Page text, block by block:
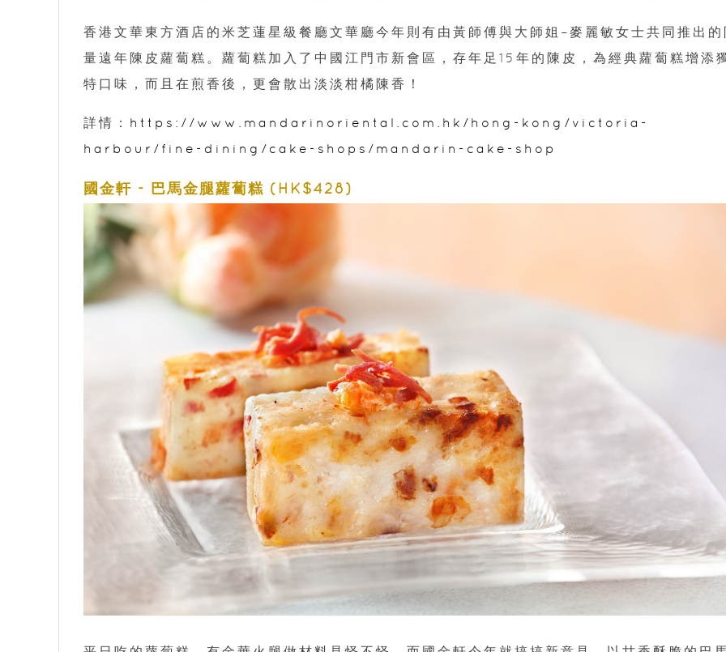
香港文華東方酒店的米芝蓮星級餐廳文華廳今年則有由黃師傅與大師姐–麥麗敏女士共同推出
量遠年陳皮蘿蔔糕。蘿蔔糕加入了中國江門市新會區，存年足15年的陳皮，為經典蘿蔔糕增添
特口味，而且在煎香後，更會散出淡淡柑橘陳香！
詳情： https://www.mandarinoriental.com.hk/hong-kong/victoria-
harbour/fine-dining/cake-shops/mandarin-cake-shop
國金軒 - 巴馬金腿蘿蔔糕 (HK$428)